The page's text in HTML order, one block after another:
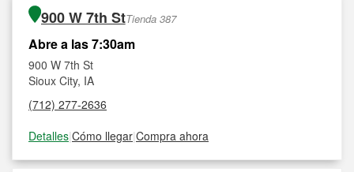
900 W 7th StTienda 387
Abre a las 7:30am
900 W 7th St
Sioux City, IA
(712) 277-2636
Detalles|Cómo llegar|Compra ahora